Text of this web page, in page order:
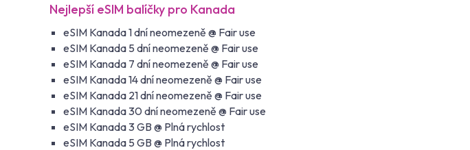
Nejlepší eSIM balíčky pro Kanada
eSIM Kanada 1 dní neomezeně @ Fair use
eSIM Kanada 5 dní neomezeně @ Fair use
eSIM Kanada 7 dní neomezeně @ Fair use
eSIM Kanada 14 dní neomezeně @ Fair use
eSIM Kanada 21 dní neomezeně @ Fair use
eSIM Kanada 30 dní neomezeně @ Fair use
eSIM Kanada 3 GB @ Plná rychlost
eSIM Kanada 5 GB @ Plná rychlost